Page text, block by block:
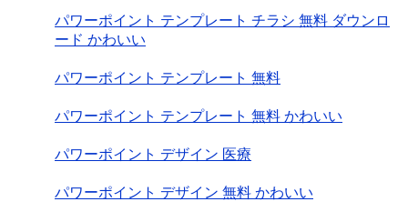
パワーポイント テンプレート チラシ 無料 ダウンロ
ード かわいい
パワーポイント テンプレート 無料
パワーポイント テンプレート 無料 かわいい
パワーポイント デザイン 医療
パワーポイント デザイン 無料 かわいい